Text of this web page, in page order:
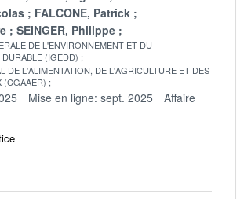
FALCONE, Patrick
SEINGER, Philippe
DE L'ENVIRONNEMENT ET DU
(IGEDD)
DE L'ALIMENTATION, DE L'AGRICULTURE ET DES
(CGAAER)
Mise en ligne: sept. 2025
Affaire